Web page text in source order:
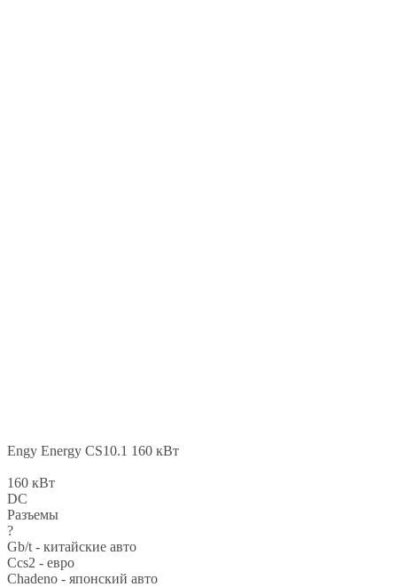
Engy Energy CS10.1 160 кВт
160 кВт
DC
Разъемы
?
Gb/t - китайские авто
Ccs2 - евро
Chadeno - японский авто